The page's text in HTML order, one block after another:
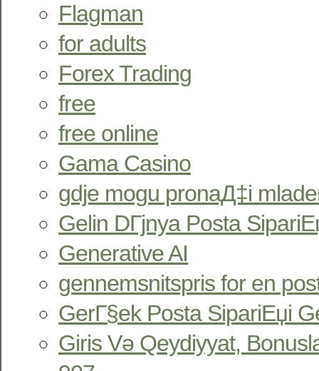
Flagman
for adults
Forex Trading
free
free online
Gama Casino
gdje mogu pronaД‡i
Gelin DГјnya Posta
Generative AI
gennemsnitspris for en
GerГ§ek Posta SipariЕџi
Giris Və Qeydiyyat,